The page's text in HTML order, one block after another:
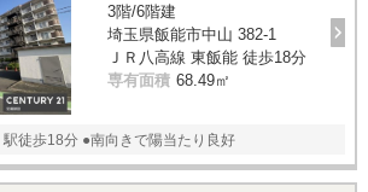
3階/6階建
埼玉県飯能市中山 382-1
ＪＲ八高線 東飯能 徒歩18分
専有面積 68.49㎡
徒歩18分 ●南向きで陽当たり良好